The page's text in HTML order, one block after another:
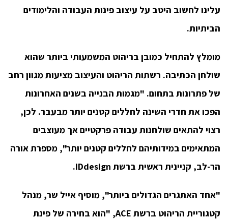
עלינו לחשוב היטב על עיצוב פינות העבודה והלימודים
הביתיות.
מומלץ להתחיל כמובן בריהוט המשמעותי ביותר שהוא
שולחן הכתיבה. רשתות הריהוט והעיצוב מציעות מגוון רחב
של פתרונות בתחום. "מגמות הבנייה בשנים האחרונות
הפכו את חדרי השינה לחללים קטנים יותר מבעבר. לכן,
רצוי להתאים שולחנות עבודה פרקטיים אך מעוצבים
המתאימים במידותיהם לחללים קטנים יותר", מספרת אורה
הר-לב, קניינית ראשית ברשת IDdesign.
"אחד האתגרים הגדולים ביותר", מוסיף אייל שר, מנהל
קטגוריית הריהוט ברשת ACE, "הוא בחירה של פינת